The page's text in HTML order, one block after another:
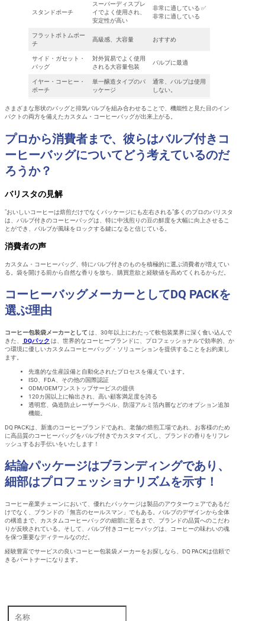
スタンドポーチ
スーパーディスプレ
イでよく使用され、
安定性が高い
非常に適している ✅
非常に適している
フラットボトムポー
チ
高級感、大容量 おすすめ
サイド・ガセット・
バッグ
対外貿易でよく使用
される大容量包装
バルブに最適
イヤー・コーヒー・
ポーチ
単一醸造タイプのパ
ッケージ
通常、バルブは使用
しない。
さまざまな形状のバッグと排気バルブを組み合わせることで、機能性と見た目のイン
パクトの両方を備えたカスタム・コーヒーバッグが出来上がる。
プロから消費者まで、彼らはバルブ付きコ
ーヒーバッグについてどう考えているのだ
ろうか？
バリスタの見解
"おいしいコーヒーは焙煎だけでなくパッケージにも左右される"多くのプロのバリスタ
は、バルブ付きのコーヒーバッグは、特に中浅煎りの豆の鮮度を大幅に向上させるこ
とができ、バルブが風味をロックする鍵になると信じている。
消費者の声
カスタム・コーヒーバッグ、特にバルブ付きのものを積極的に選ぶ消費者が増えてい
る。袋を開ける前から自然な香りを放ち、購買意欲と経験値を高めてくれるからだ。
コーヒーバッグメーカーとしてDQ PACKを
選ぶ理由
コーヒー包装袋メーカーとしては、30年以上にわたって軟包装業界に深く食い込んで
きた、
DQパック は、世界的なコーヒーブランドに、プロフェッショナルで効率的、か
つ環境に優しいカスタムコーヒーバッグ・ソリューションを提供することをお約束し
ます。
先進的な生産設備と自動化されたプロセスを備えています。
ISO、FDA、その他の国際認証
ODM/OEMワンストップサービスの提供
120カ国以上に輸出され、高い顧客満足度を誇る
透明窓、偽造防止レーザーラベル、防湿アルミ箔内層などのオプション追加
機能。
DQ PACKは、新進のコーヒーブランドであれ、老舗の焙煎工場であれ、お客様のため
に高品質のコーヒーバッグをバルブ付きでカスタマイズし、ブランドの香りをリフレ
ッシュするお手伝いをいたします！
結論パッケージはブランディングであり、
細部はプロフェッショナリズムを示す！
コーヒー産業チェーンにおいて、優れたパッケージは製品のアウターウェアであるだ
けでなく、ブランドの「無言のセールスマン」でもある。バルブのデザインから全体
の構造まで、カスタムコーヒーバッグの細部に至るまで、ブランドの品質へのこだわ
りが反映されている。そして、バルブ付きコーヒーバッグは、コーヒーの味わいの魂
を保つ重要なディテールなのだ。
経験豊富でサービスの良いコーヒー包装袋メーカーをお探しなら、DQ PACKは信頼で
きるパートナーになります。